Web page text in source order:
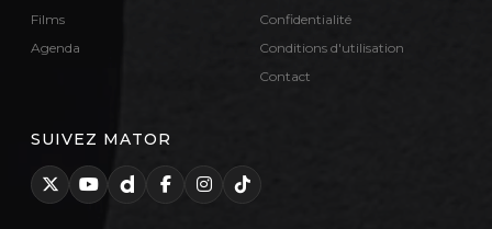
Films
Agenda
Confidentialité
Conditions d'utilisation
Contact
SUIVEZ MATOR